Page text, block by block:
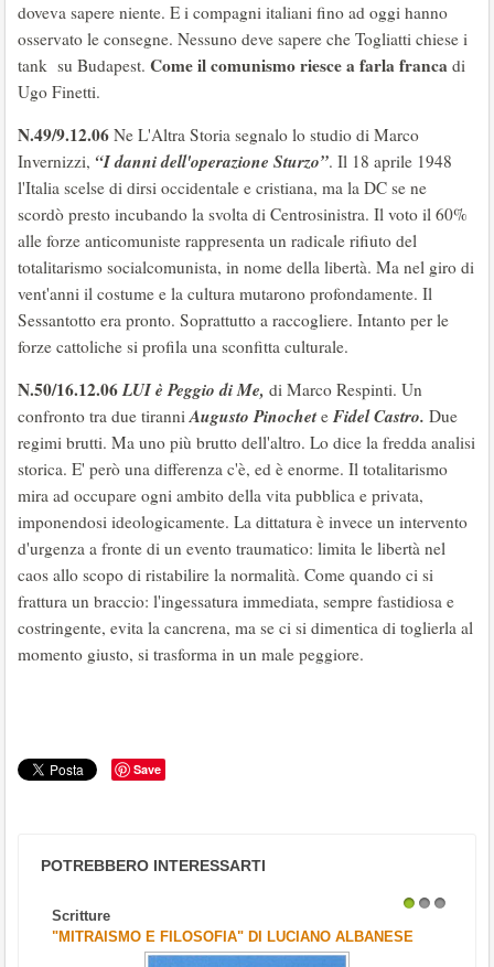
doveva sapere niente. E i compagni italiani fino ad oggi hanno
osservato le consegne. Nessuno deve sapere che Togliatti chiese i
tank su Budapest. Come il comunismo riesce a farla franca di
Ugo Finetti.
N.49/9.12.06 Ne L'Altra Storia segnalo lo studio di Marco
Invernizzi, “I danni dell'operazione Sturzo”. Il 18 aprile 1948
l'Italia scelse di dirsi occidentale e cristiana, ma la DC se ne
scordò presto incubando la svolta di Centrosinistra. Il voto il 60%
alle forze anticomuniste rappresenta un radicale rifiuto del
totalitarismo socialcomunista, in nome della libertà. Ma nel giro di
vent'anni il costume e la cultura mutarono profondamente. Il
Sessantotto era pronto. Soprattutto a raccogliere. Intanto per le
forze cattoliche si profila una sconfitta culturale.
N.50/16.12.06LUI è Peggio di Me, di Marco Respinti. Un
confronto tra due tiranniAugusto Pinochete Fidel Castro. Due
regimi brutti. Ma uno più brutto dell'altro. Lo dice la fredda analisi
storica. E' però una differenza c'è, ed è enorme. Il totalitarismo
mira ad occupare ogni ambito della vita pubblica e privata,
imponendosi ideologicamente. La dittatura è invece un intervento
d'urgenza a fronte di un evento traumatico: limita le libertà nel
caos allo scopo di ristabilire la normalità. Come quando ci si
frattura un braccio: l'ingessatura immediata, sempre fastidiosa e
costringente, evita la cancrena, ma se ci si dimentica di toglierla al
momento giusto, si trasforma in un male peggiore.
Save
POTREBBERO INTERESSARTI
Scritture
"MITRAISMO E FILOSOFIA" DI LUCIANO ALBANESE